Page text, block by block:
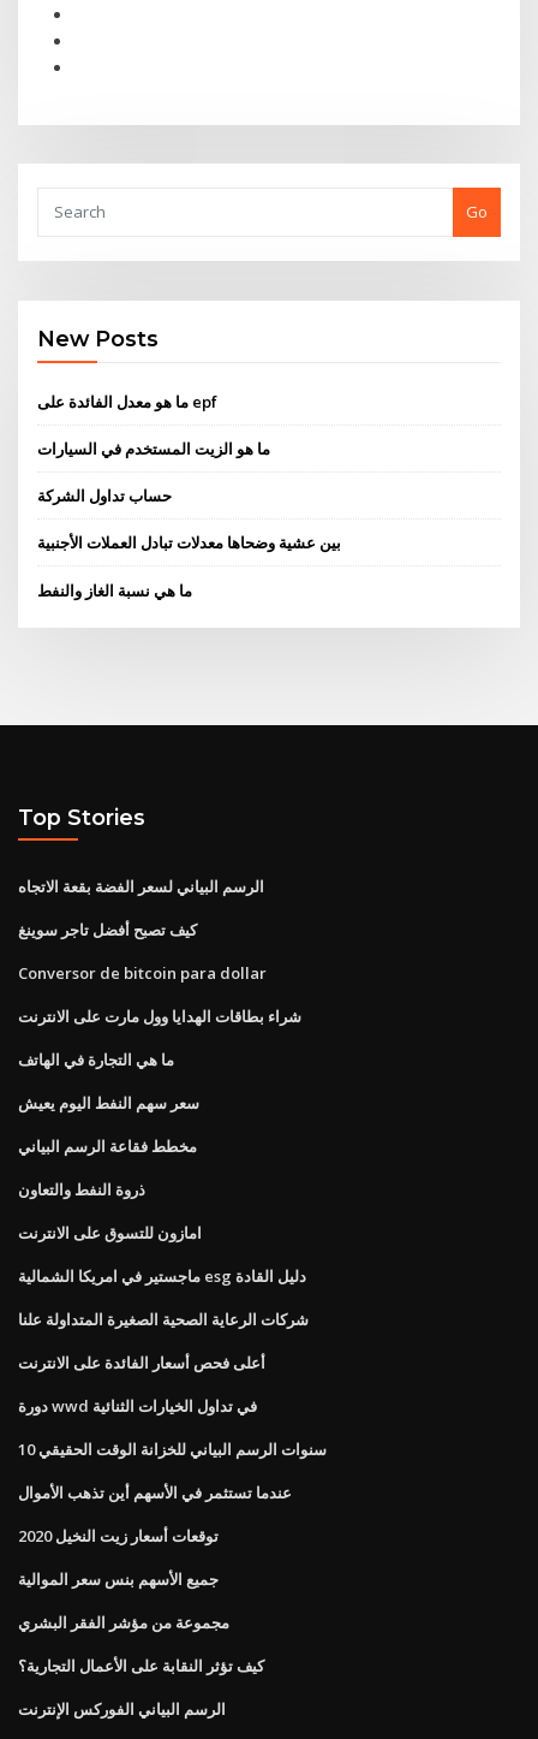
Go
New Posts
ما هو معدل الفائدة على epf
ما هو الزيت المستخدم في السيارات
حساب تداول الشركة
بين عشية وضحاها معدلات تبادل العملات الأجنبية
ما هي نسبة الغاز والنفط
Top Stories
الرسم البياني لسعر الفضة بقعة الاتجاه
كيف تصبح أفضل تاجر سوينغ
Conversor de bitcoin para dollar
شراء بطاقات الهدايا وول مارت على الانترنت
ما هي التجارة في الهاتف
سعر سهم النفط اليوم يعيش
مخطط فقاعة الرسم البياني
ذروة النفط والتعاون
امازون للتسوق على الانترنت
ماجستير في امريكا الشمالية esg دليل القادة
شركات الرعاية الصحية الصغيرة المتداولة علنا
أعلى فحص أسعار الفائدة على الانترنت
دورة wwd في تداول الخيارات الثنائية
10 سنوات الرسم البياني للخزانة الوقت الحقيقي
عندما تستثمر في الأسهم أين تذهب الأموال
توقعات أسعار زيت النخيل 2020
جميع الأسهم بنس سعر الموالية
مجموعة من مؤشر الفقر البشري
كيف تؤثر النقابة على الأعمال التجارية؟
الرسم البياني الفوركس الإنترنت